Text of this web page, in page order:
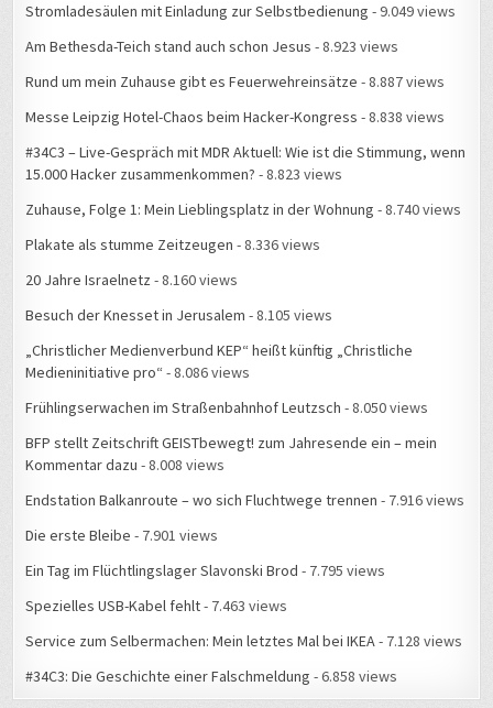
Stromladesäulen mit Einladung zur Selbstbedienung - 9.049 views
Am Bethesda-Teich stand auch schon Jesus - 8.923 views
Rund um mein Zuhause gibt es Feuerwehreinsätze - 8.887 views
Messe Leipzig Hotel-Chaos beim Hacker-Kongress - 8.838 views
#34C3 – Live-Gespräch mit MDR Aktuell: Wie ist die Stimmung, wenn
15.000 Hacker zusammenkommen? - 8.823 views
Zuhause, Folge 1: Mein Lieblingsplatz in der Wohnung - 8.740 views
Plakate als stumme Zeitzeugen - 8.336 views
20 Jahre Israelnetz - 8.160 views
Besuch der Knesset in Jerusalem - 8.105 views
„Christlicher Medienverbund KEP“ heißt künftig „Christliche
Medieninitiative pro“ - 8.086 views
Frühlingserwachen im Straßenbahnhof Leutzsch - 8.050 views
BFP stellt Zeitschrift GEISTbewegt! zum Jahresende ein – mein
Kommentar dazu - 8.008 views
Endstation Balkanroute – wo sich Fluchtwege trennen - 7.916 views
Die erste Bleibe - 7.901 views
Ein Tag im Flüchtlingslager Slavonski Brod - 7.795 views
Spezielles USB-Kabel fehlt- 7.463 views
Service zum Selbermachen: Mein letztes Mal bei IKEA- 7.128 views
#34C3: Die Geschichte einer Falschmeldung - 6.858 views